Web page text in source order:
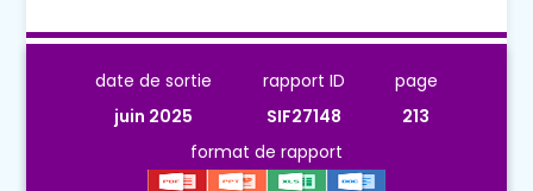
date de sortie
juin 2025
rapport ID
SIF27148
page
213
format de rapport